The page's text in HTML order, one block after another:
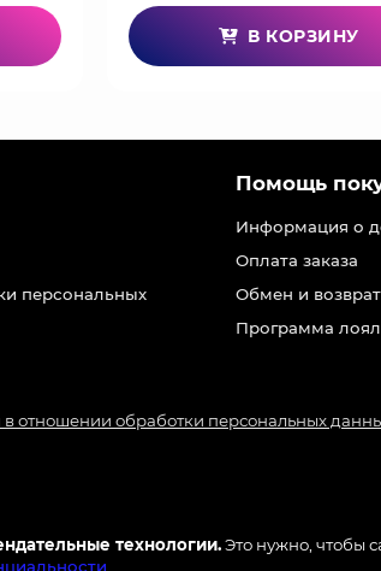
В КОРЗИНУ
технологии.Это нужно, чтобы
персональных
Помощь
Информация о
Оплата заказа
Обмен и возврат
Программа
в отношении обработки персональных